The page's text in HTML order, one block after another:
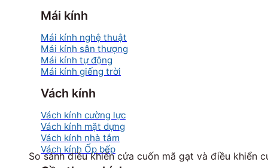
Mái kính
Mái kính nghệ thuật
Mái kính sân thượng
Mái kính tự động
Mái kính giếng trời
Vách kính
Vách kính cường lực
Vách kính mặt dựng
Vách kính nhà tắm
Vách kính Ốp bếp
So sánh điều khiển cửa cuốn mã gạt và điều khiển